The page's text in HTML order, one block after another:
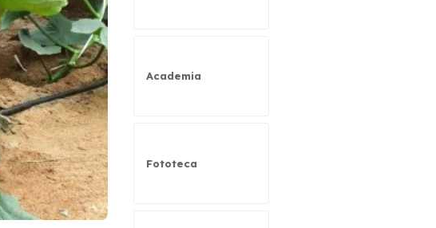
Academia
Fototeca